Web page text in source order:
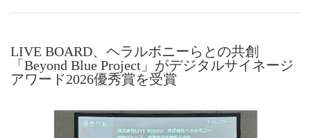
LIVE BOARD、ヘラルボニーらとの共創
「Beyond Blue Project」がデジタルサイネージ
アワード2026優秀賞を受賞